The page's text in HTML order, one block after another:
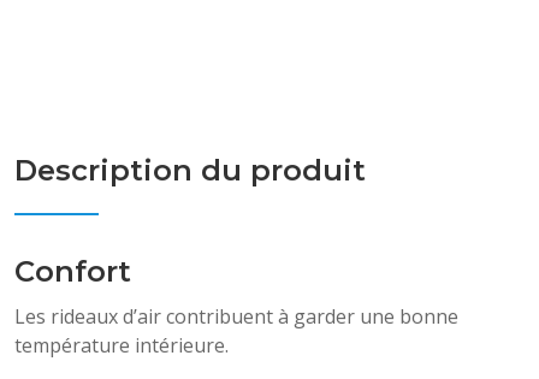
Description du produit
Confort
Les rideaux d’air contribuent à garder une bonne
température intérieure.